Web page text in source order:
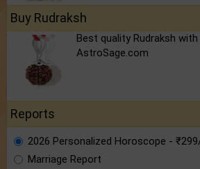
Buy Rudraksh
Best quality Rudraksh
AstroSage.com
Reports
2026 Personalized Horoscope -
Marriage Report